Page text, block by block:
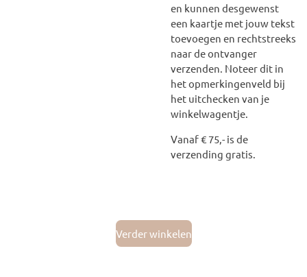
en kunnen desgewenst
een kaartje met jouw tekst
toevoegen en rechtstreeks
naar de ontvanger
verzenden. Noteer dit in
het opmerkingenveld bij
het uitchecken van je
winkelwagentje.
Vanaf € 75,- is de
verzending gratis.
Verder winkelen